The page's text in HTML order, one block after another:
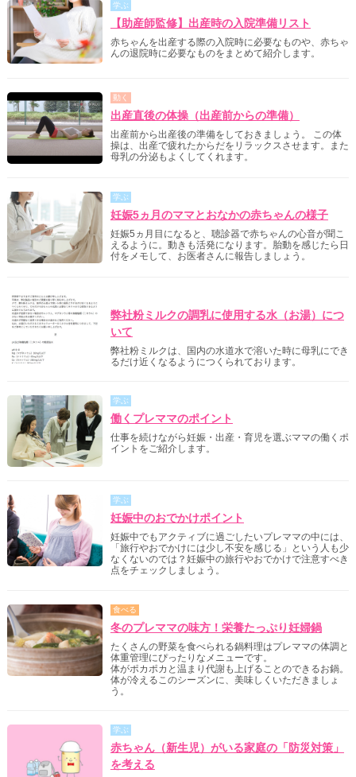
学ぶ
【助産師監修】出産時の入院準備リスト
赤ちゃんを出産する際の入院時に必要なものや、赤ちゃ
んの退院時に必要なものをまとめて紹介します。
動く
出産直後の体操（出産前からの準備）
出産前から出産後の準備をしておきましょう。 この体
操は、出産で疲れたからだをリラックスさせます。また
母乳の分泌もよくしてくれます。
学ぶ
妊娠5ヵ月のママとおなかの赤ちゃんの様子
妊娠5ヵ月目になると、聴診器で赤ちゃんの心音が聞こ
えるように。動きも活発になります。胎動を感じたら日
付をメモして、お医者さんに報告しましょう。
弊社粉ミルクの調乳に使用する水（お湯）につ
いて
弊社粉ミルクは、国内の水道水で溶いた時に母乳にでき
るだけ近くなるようにつくられております。
学ぶ
働くプレママのポイント
仕事を続けながら妊娠・出産・育児を選ぶママの働くポ
イントをご紹介します。
学ぶ
妊娠中のおでかけポイント
妊娠中でもアクティブに過ごしたいプレママの中には、
「旅行やおでかけには少し不安を感じる」という人も少
なくないのでは？妊娠中の旅行やおでかけで注意すべき
点をチェックしましょう。
食べる
冬のプレママの味方！栄養たっぷり妊婦鍋
たくさんの野菜を食べられる鍋料理はプレママの体調と
体重管理にぴったりなメニューです。
体がポカポカと温まり代謝も上げることのできるお鍋。
体が冷えるこのシーズンに、美味しくいただきましょ
う。
学ぶ
赤ちゃん（新生児）がいる家庭の「防災対策」
を考える